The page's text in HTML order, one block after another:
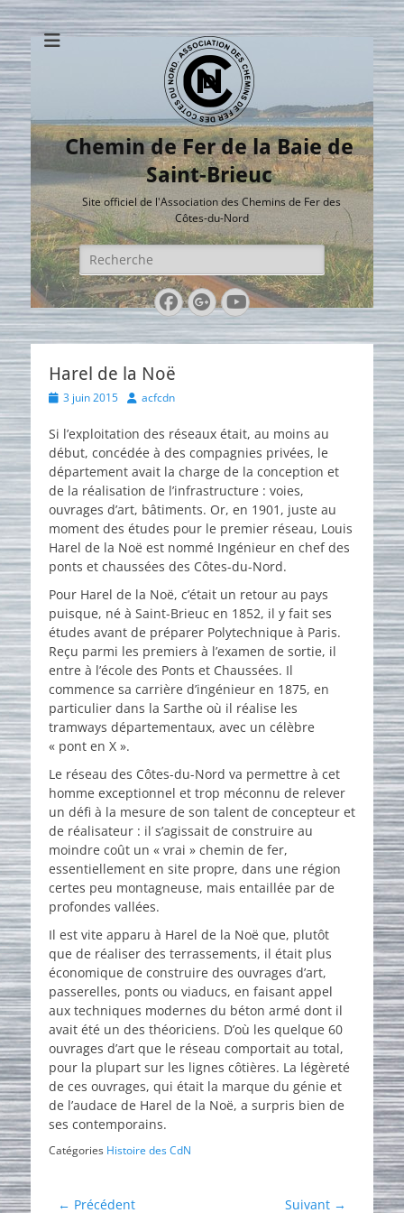
Chemin de Fer de la Baie de
Saint-Brieuc
Site officiel de l'Association des Chemins de Fer des
Côtes-du-Nord
Rechercher :
Facebook
Googleplus
YouTube
Harel de la Noë
Posted3 juin 2015 Author
acfcdn
Si l’exploitation des réseaux était, au moins au
début, concédée à des compagnies privées, le
département avait la charge de la conception et
de la réalisation de l’infrastructure : voies,
ouvrages d’art, bâtiments. Or, en 1901, juste au
moment des études pour le premier réseau, Louis
Harel de la Noë est nommé Ingénieur en chef des
ponts et chaussées des Côtes-du-Nord.
Pour Harel de la Noë, c’était un retour au pays
puisque, né à Saint-Brieuc en 1852, il y fait ses
études avant de préparer Polytechnique à Paris.
Reçu parmi les premiers à l’examen de sortie, il
entre à l’école des Ponts et Chaussées. Il
commence sa carrière d’ingénieur en 1875, en
particulier dans la Sarthe où il réalise les
tramways départementaux, avec un célèbre
« pont en X ».
Le réseau des Côtes-du-Nord va permettre à cet
homme exceptionnel et trop méconnu de relever
un défi à la mesure de son talent de concepteur et
de réalisateur : il s’agissait de construire au
moindre coût un « vrai » chemin de fer,
essentiellement en site propre, dans une région
certes peu montagneuse, mais entaillée par de
profondes vallées.
Il est vite apparu à Harel de la Noë que, plutôt
que de réaliser des terrassements, il était plus
économique de construire des ouvrages d’art,
passerelles, ponts ou viaducs, en faisant appel
aux techniques modernes du béton armé dont il
avait été un des théoriciens. D’où les quelque 60
ouvrages d’art que le réseau comportait au total,
pour la plupart sur les lignes côtières. La légèreté
de ces ouvrages, qui était la marque du génie et
de l’audace de Harel de la Noë, a surpris bien de
ses contemporains.
Catégories Histoire des CdN
Navigation
← Précédent Suivant →